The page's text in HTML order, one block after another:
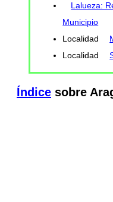
Lalueza:
Municipio
Localidad
Localidad
Índice sobre